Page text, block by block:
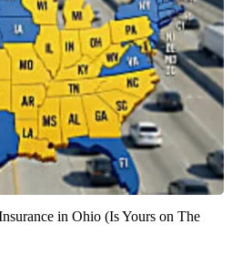
in Ohio (Is Yours on The